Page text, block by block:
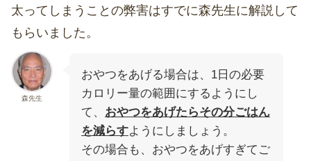
太ってしまうことの弊害はすでに森先生に解説して
もらいました。
森先生
おやつをあげる場合は、1日の必要
カロリー量の範囲にするようにし
て、 おやつをあげたらその分ごはん
を減らすようにしましょう。
その場合も、おやつをあげすぎてご